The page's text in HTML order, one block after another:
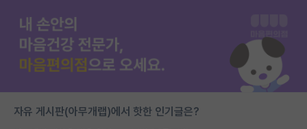
자유 게시판(아무개랩)에서 핫한 인기글은?